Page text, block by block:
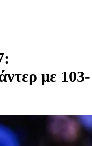
με 103-